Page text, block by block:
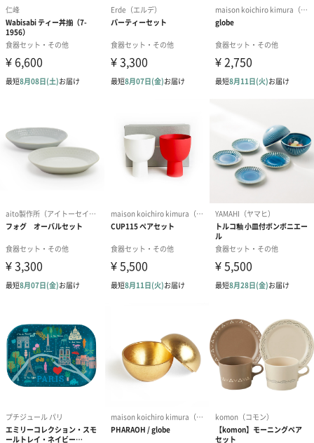
商品詳細情報
ゴアブラック
×シルバー
テーブルスプーン×2
テーブルフォーク×2
マグカップ
【材質】セラミック
【商品サイズ】幅80mm×奥行80mm×高さ90mm
【商品重量／容積】300g／350ml
【外装サイズ】幅110mm×奥行97mm×高さ90mm
【外装パッケージ】直方体化粧箱
【製造国】中国
【備考】電子レンジ対応、食洗機対応
商品オプション情報
紙袋
お渡し用の紙袋です。
商品に合わせたサイズをお届けします。